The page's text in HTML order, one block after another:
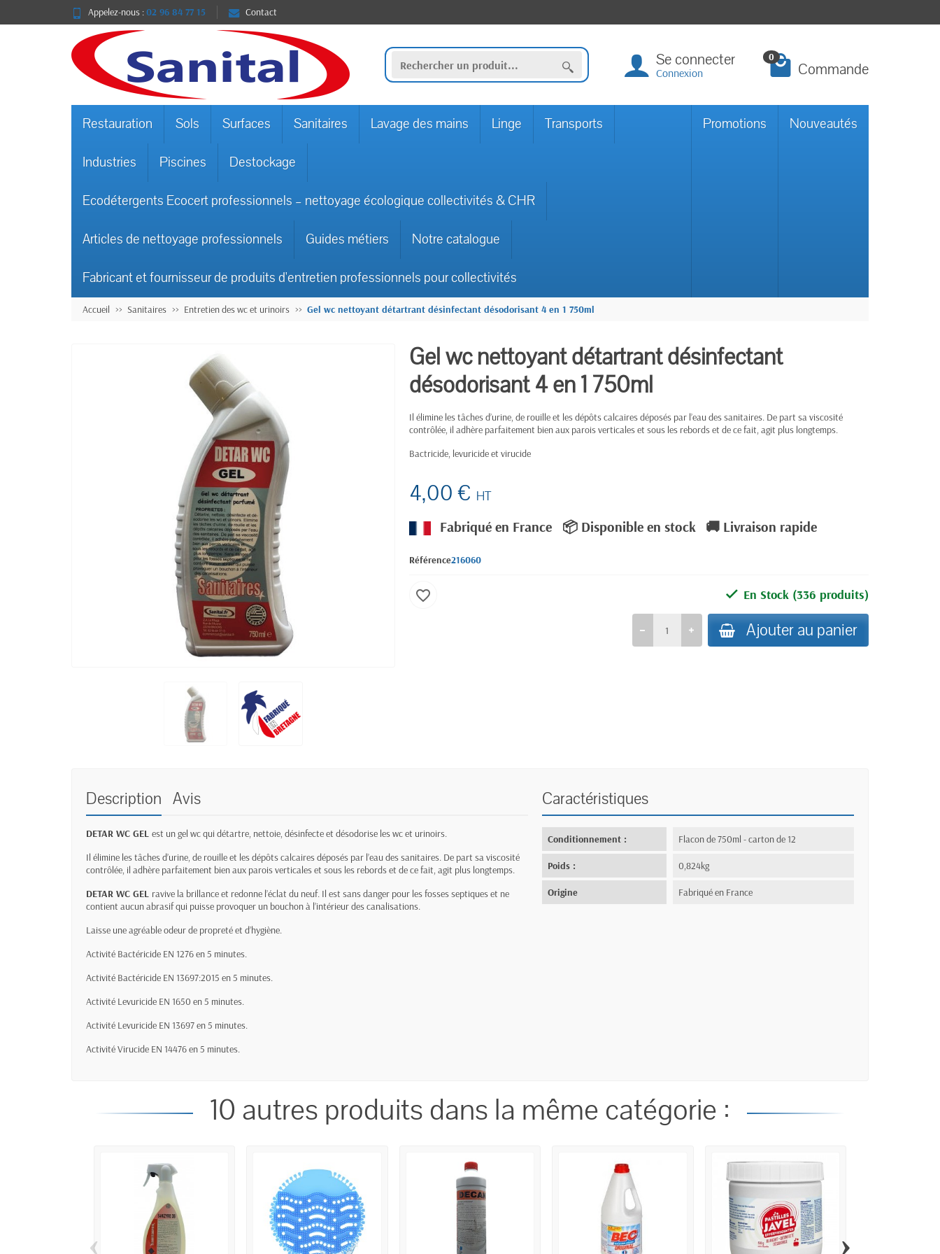
Appelez-nous :02 96 84 77 15 Contact
Se connecter
Connexion
0
Commande
Restauration Sols Surfaces Sanitaires Lavage des mains Linge Transports
Industries Piscines Destockage
Ecodétergents Ecocert professionnels – nettoyage écologique collectivités & CHR
Articles de nettoyage professionnels Guides métiers Notre catalogue
Fabricant et fournisseur de produits d'entretien professionnels pour collectivités
Promotions Nouveautés
Accueil Sanitaires Entretien des wc et urinoirs Gel wc nettoyant détartrant désinfectant désodorisant 4 en 1 750ml
Gel wc nettoyant détartrant désinfectant
désodorisant 4 en 1 750ml
Il élimine les tâches d’urine, de rouille et les dépôts calcaires déposés par l’eau des sanitaires. De part sa viscosité
contrôlée, il adhère parfaitement bien aux parois verticales et sous les rebords et de ce fait, agit plus longtemps.
Bactricide, levuricide et virucide
4,00 € HT
Fabriqué en France 📦 Disponible en stock 🚚 Livraison rapide
Référence216060
En Stock (336 produits)
Ajouter au panier
favorite_border
Description Avis
DETAR WC GEL est un gel wc qui détartre, nettoie, désinfecte et désodorise les wc et urinoirs.
Il élimine les tâches d’urine, de rouille et les dépôts calcaires déposés par l’eau des sanitaires. De part sa viscosité
contrôlée, il adhère parfaitement bien aux parois verticales et sous les rebords et de ce fait, agit plus longtemps.
DETAR WC GEL ravive la brillance et redonne l’éclat du neuf. Il est sans danger pour les fosses septiques et ne
contient aucun abrasif qui puisse provoquer un bouchon à l’intérieur des canalisations.
Laisse une agréable odeur de propreté et d’hygiène.
Activité Bactéricide EN 1276 en 5 minutes.
Activité Bactéricide EN 13697:2015 en 5 minutes.
Activité Levuricide EN 1650 en 5 minutes.
Activité Levuricide EN 13697 en 5 minutes.
Activité Virucide EN 14476 en 5 minutes.
Caractéristiques
Conditionnement : Flacon de 750ml - carton de 12
Poids : 0,824kg
Origine Fabriqué en France
10 autres produits dans la même catégorie :
‹ ›